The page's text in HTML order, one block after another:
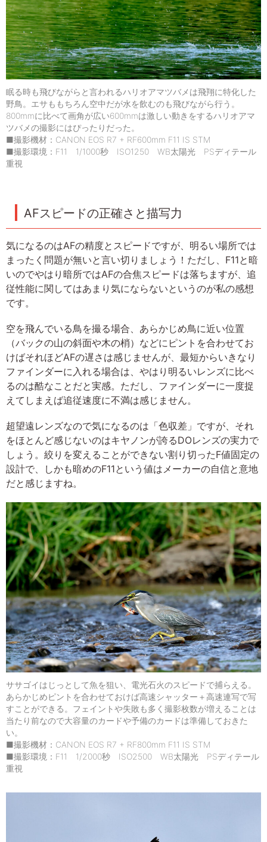
眠る時も飛びながらと言われるハリオアマツバメは飛翔に特化した
野鳥。エサももちろん空中だが水を飲むのも飛びながら行う。
800mmに比べて画角が広い600mmは激しい動きをするハリオアマ
ツバメの撮影にはぴったりだった。
■撮影機材：CANON EOS R7 + RF600mm F11 IS STM
■撮影環境：F11 1/1000秒 ISO1250 WB太陽光 PSディテール
重視
AFスピードの正確さと描写力
気になるのはAFの精度とスピードですが、明るい場所では
まったく問題が無いと言い切りましょう！ただし、F11と暗
いのでやはり暗所ではAFの合焦スピードは落ちますが、追
従性能に関してはあまり気にならないというのが私の感想
です。
空を飛んでいる鳥を撮る場合、あらかじめ鳥に近い位置
（バックの山の斜面や木の梢）などにピントを合わせてお
けばそれほどAFの遅さは感じませんが、最短からいきなり
ファインダーに入れる場合は、やはり明るいレンズに比べ
るのは酷なことだと実感。ただし、ファインダーに一度捉
えてしまえば追従速度に不満は感じません。
超望遠レンズなので気になるのは「色収差」ですが、それ
をほとんど感じないのはキヤノンが誇るDOレンズの実力で
しょう。絞りを変えることができない割り切ったF値固定の
設計で、しかも暗めのF11という値はメーカーの自信と意地
だと感じますね。
ササゴイはじっとして魚を狙い、電光石火のスピードで捕らえる。
あらかじめピントを合わせておけば高速シャッター＋高速連写で写
すことができる。フェイントや失敗も多く撮影枚数が増えることは
当たり前なので大容量のカードや予備のカードは準備しておきた
い。
■撮影機材：CANON EOS R7 + RF800mm F11 IS STM
■撮影環境：F11 1/2000秒 ISO2500 WB太陽光 PSディテール
重視